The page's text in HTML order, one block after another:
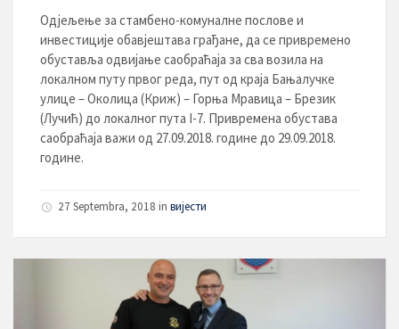
Oдјељење за стамбено-комуналне послове и
инвестиције обавјештава грађане, да се привремено
обуставља одвијање саобраћаја за сва возила на
локалном путу првог реда, пут од краја Бањалучке
улице – Околица (Криж) – Горња Мравица – Брезик
(Лучић) до локалног пута I-7. Привремена обустава
саобраћаја важи од 27.09.2018. године до 29.09.2018.
године.
27 Septembra, 2018 in вијести